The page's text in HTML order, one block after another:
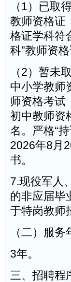
（1）已取
教师资格证
格证学科符
科”教师资
（2）暂未
中小学教师
师资格考试
初中教师资
名。严格“
2026年8月
书。
7.现役军人
的非应届毕
于特岗教师
（二）服务
3年。
三、招聘程